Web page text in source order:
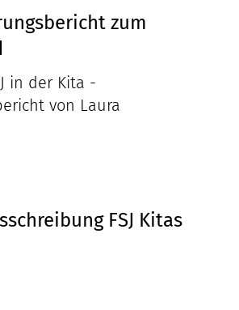
zum
in der Kita -
von Laura
FSJ Kitas